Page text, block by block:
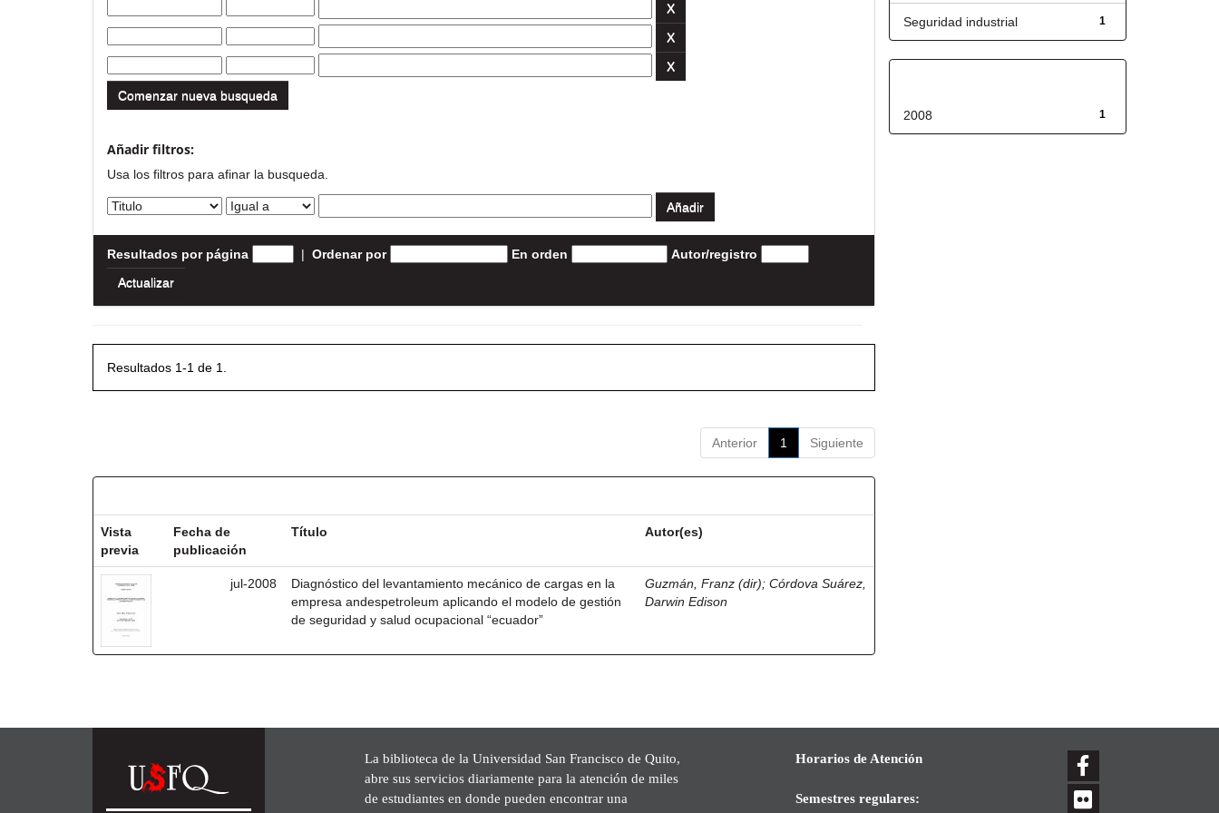
Comenzar nueva busqueda
Añadir filtros:
Usa los filtros para afinar la busqueda.
Resultados por página | Ordenar por En orden Autor/registro
Resultados 1-1 de 1.
Anterior 1 Siguiente
Vista
previa
Fecha de
publicación
Título Autor(es)
jul-2008
Diagnóstico del levantamiento mecánico de cargas en la
empresa andespetroleum aplicando el modelo de gestión
de seguridad y salud ocupacional “ecuador”
Guzmán, Franz (dir);Córdova Suárez,
Darwin Edison
1
Seguridad industrial
1
2008
La biblioteca de la Universidad San Francisco de Quito,
abre sus servicios diariamente para la atención de miles
de estudiantes en donde pueden encontrar una
Horarios de Atención
Semestres regulares: